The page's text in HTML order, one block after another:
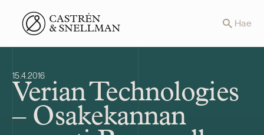
Front page Hae
15.4.2016
Verian Technologies
– Osakekannan